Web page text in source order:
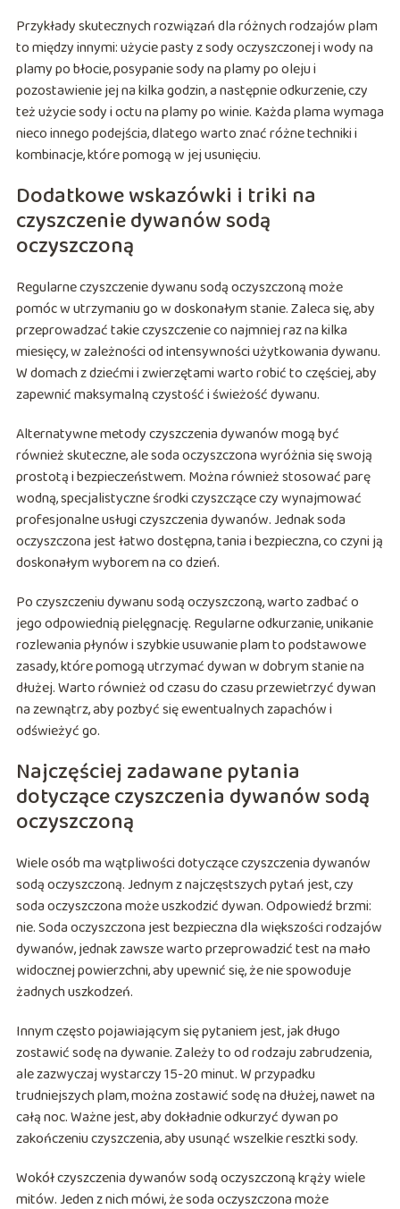
Przykłady skutecznych rozwiązań dla różnych rodzajów plam
to między innymi: użycie pasty z sody oczyszczonej i wody na
plamy po błocie, posypanie sody na plamy po oleju i
pozostawienie jej na kilka godzin, a następnie odkurzenie, czy
też użycie sody i octu na plamy po winie. Każda plama wymaga
nieco innego podejścia, dlatego warto znać różne techniki i
kombinacje, które pomogą w jej usunięciu.
Dodatkowe wskazówki i triki na
czyszczenie dywanów sodą
oczyszczoną
Regularne czyszczenie dywanu sodą oczyszczoną może
pomóc w utrzymaniu go w doskonałym stanie. Zaleca się, aby
przeprowadzać takie czyszczenie co najmniej raz na kilka
miesięcy, w zależności od intensywności użytkowania dywanu.
W domach z dziećmi i zwierzętami warto robić to częściej, aby
zapewnić maksymalną czystość i świeżość dywanu.
Alternatywne metody czyszczenia dywanów mogą być
również skuteczne, ale soda oczyszczona wyróżnia się swoją
prostotą i bezpieczeństwem. Można również stosować parę
wodną, specjalistyczne środki czyszczące czy wynajmować
profesjonalne usługi czyszczenia dywanów. Jednak soda
oczyszczona jest łatwo dostępna, tania i bezpieczna, co czyni ją
doskonałym wyborem na co dzień.
Po czyszczeniu dywanu sodą oczyszczoną, warto zadbać o
jego odpowiednią pielęgnację. Regularne odkurzanie, unikanie
rozlewania płynów i szybkie usuwanie plam to podstawowe
zasady, które pomogą utrzymać dywan w dobrym stanie na
dłużej. Warto również od czasu do czasu przewietrzyć dywan
na zewnątrz, aby pozbyć się ewentualnych zapachów i
odświeżyć go.
Najczęściej zadawane pytania
dotyczące czyszczenia dywanów sodą
oczyszczoną
Wiele osób ma wątpliwości dotyczące czyszczenia dywanów
sodą oczyszczoną. Jednym z najczęstszych pytań jest, czy
soda oczyszczona może uszkodzić dywan. Odpowiedź brzmi:
nie. Soda oczyszczona jest bezpieczna dla większości rodzajów
dywanów, jednak zawsze warto przeprowadzić test na mało
widocznej powierzchni, aby upewnić się, że nie spowoduje
żadnych uszkodzeń.
Innym często pojawiającym się pytaniem jest, jak długo
zostawić sodę na dywanie. Zależy to od rodzaju zabrudzenia,
ale zazwyczaj wystarczy 15-20 minut. W przypadku
trudniejszych plam, można zostawić sodę na dłużej, nawet na
całą noc. Ważne jest, aby dokładnie odkurzyć dywan po
zakończeniu czyszczenia, aby usunąć wszelkie resztki sody.
Wokół czyszczenia dywanów sodą oczyszczoną krąży wiele
mitów. Jeden z nich mówi, że soda oczyszczona może